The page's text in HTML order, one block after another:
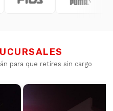
para que retires sin cargo